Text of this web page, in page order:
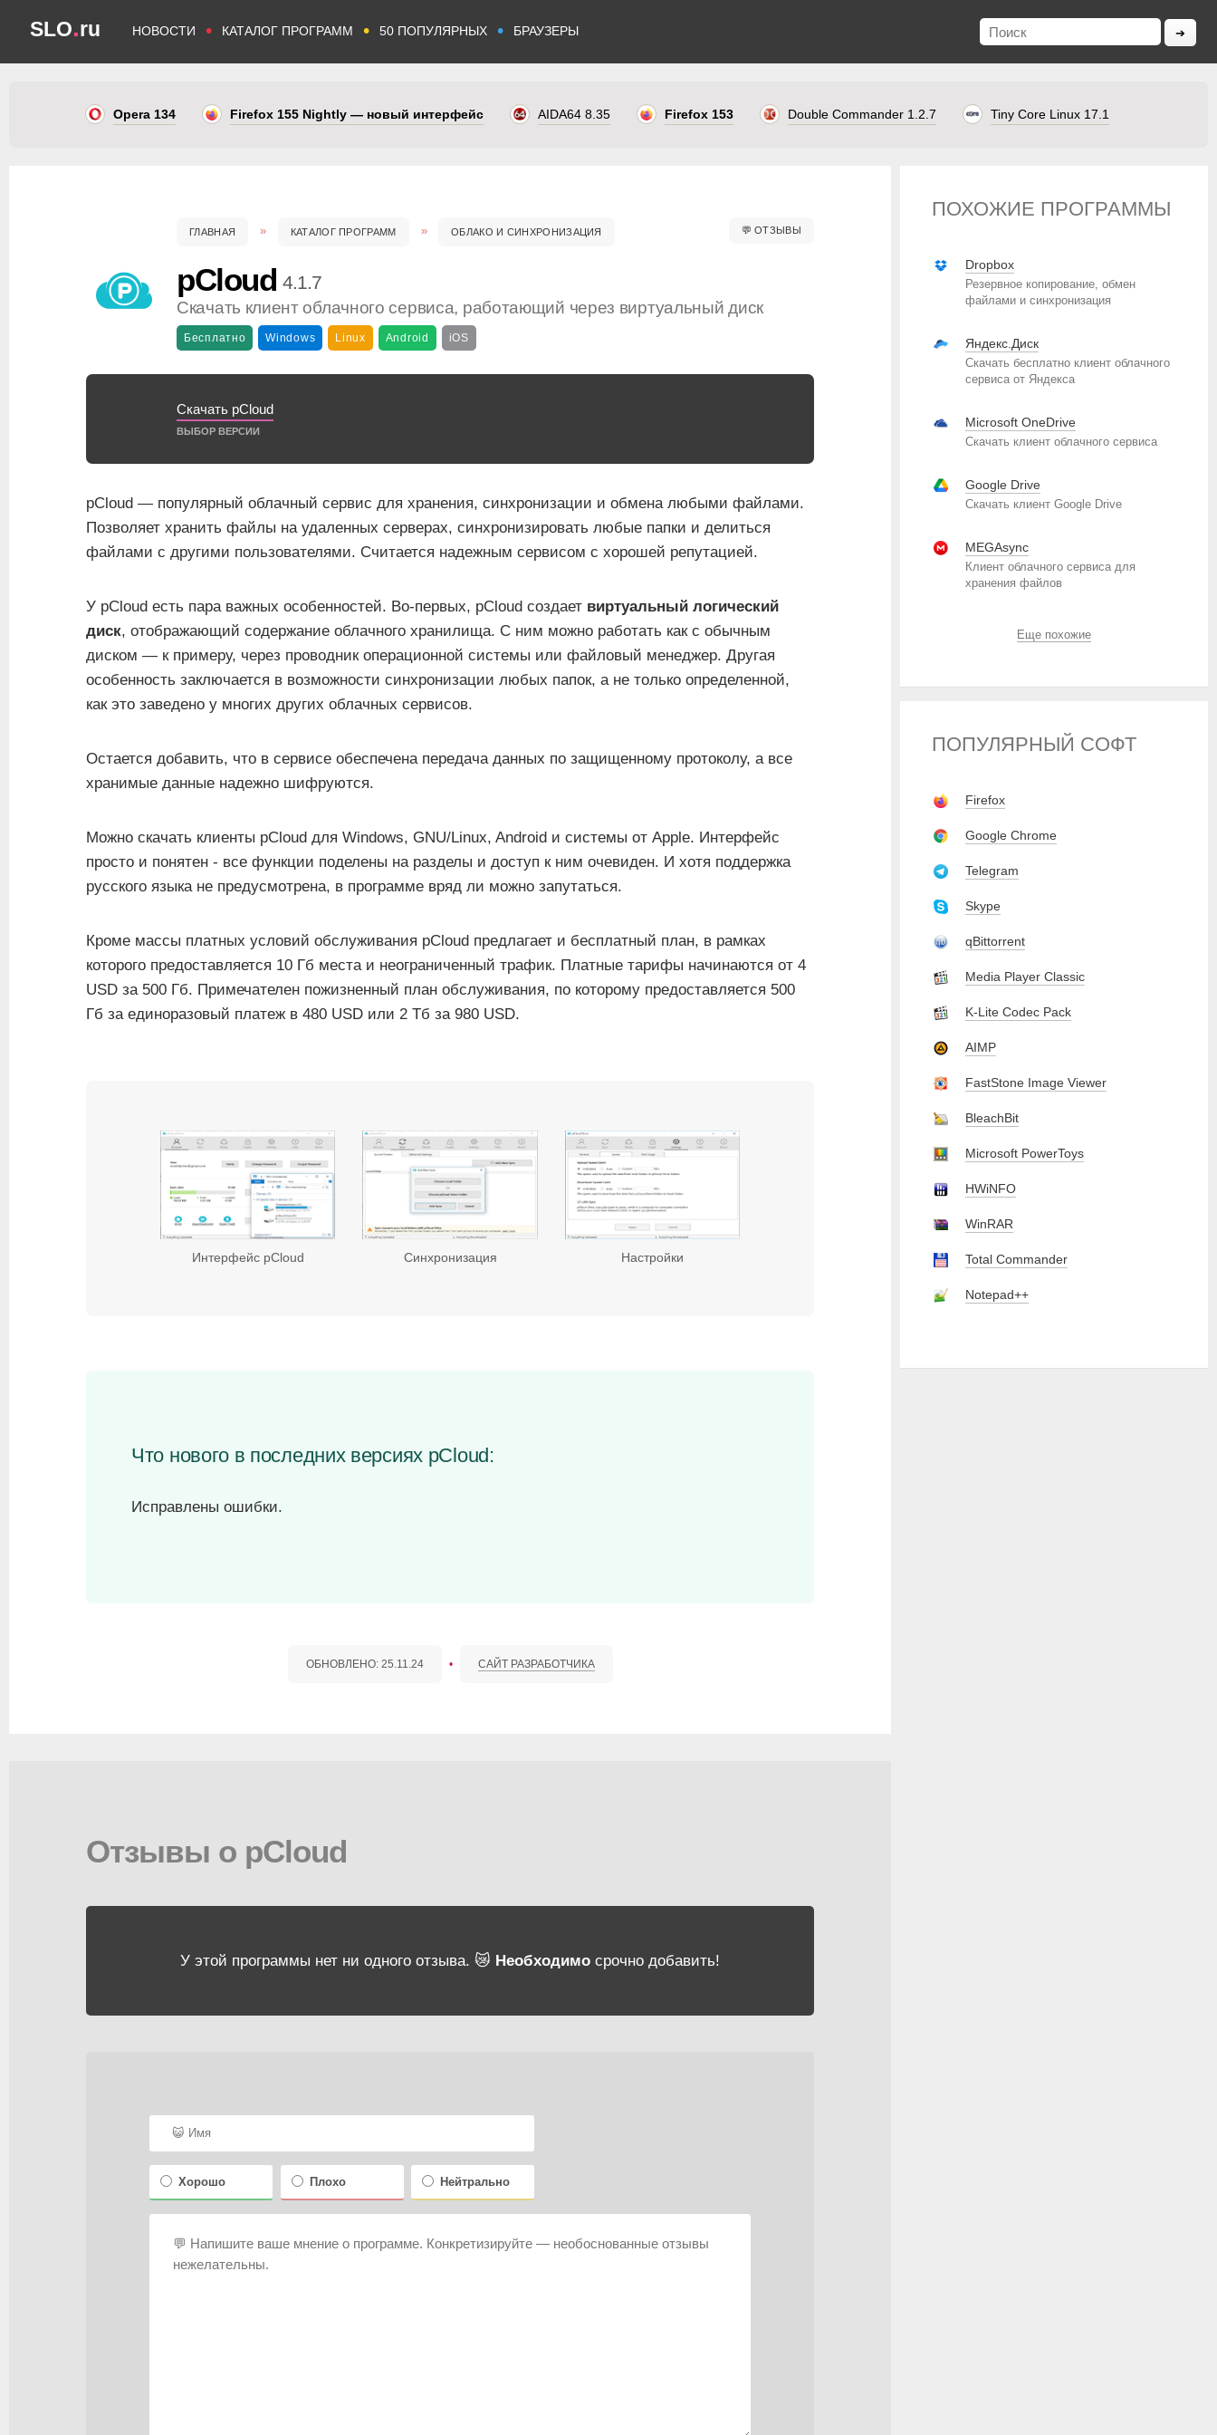
SLO.ru НОВОСТИ • КАТАЛОГ ПРОГРАММ • 50 ПОПУЛЯРНЫХ • БРАУЗЕРЫ
Opera 134 Firefox 155 Nightly — новый интерфейс AIDA64 8.35 Firefox 153 Double Commander 1.2.7 Tiny Core Linux 17.1
💬ОТЗЫВЫ
ГЛАВНАЯ КАТАЛОГ ПРОГРАММ ОБЛАКО И СИНХРОНИЗАЦИЯ
pCloud 4.1.7
Скачать клиент облачного сервиса, работающий через виртуальный диск
Бесплатно Windows Linux Android iOS
Скачать pCloud
ВЫБОР ВЕРСИИ
pCloud — популярный облачный сервис для хранения, синхронизации и обмена любыми файлами.
Позволяет хранить файлы на удаленных серверах, синхронизировать любые папки и делиться
файлами с другими пользователями. Считается надежным сервисом с хорошей репутацией.
У pCloud есть пара важных особенностей. Во-первых, pCloud создает виртуальный логический
диск, отображающий содержание облачного хранилища. С ним можно работать как с обычным
диском — к примеру, через проводник операционной системы или файловый менеджер. Другая
особенность заключается в возможности синхронизации любых папок, а не только определенной,
как это заведено у многих других облачных сервисов.
Остается добавить, что в сервисе обеспечена передача данных по защищенному протоколу, а все
хранимые данные надежно шифруются.
Можно скачать клиенты pCloud для Windows, GNU/Linux, Android и системы от Apple. Интерфейс
просто и понятен - все функции поделены на разделы и доступ к ним очевиден. И хотя поддержка
русского языка не предусмотрена, в программе вряд ли можно запутаться.
Кроме массы платных условий обслуживания pCloud предлагает и бесплатный план, в рамках
которого предоставляется 10 Гб места и неограниченный трафик. Платные тарифы начинаются от 4
USD за 500 Гб. Примечателен пожизненный план обслуживания, по которому предоставляется 500
Гб за единоразовый платеж в 480 USD или 2 Тб за 980 USD.
Интерфейс pCloud Синхронизация Настройки
Что нового в последних версиях pCloud:
Исправлены ошибки.
ОБНОВЛЕНО: 25.11.24 • САЙТ РАЗРАБОТЧИКА
Отзывы о pCloud
У этой программы нет ни одного отзыва. 😿 Необходимо срочно добавить!
Хорошо Плохо Нейтрально
ПОХОЖИЕ ПРОГРАММЫ
Dropbox
Резервное копирование, обмен
файлами и синхронизация
Яндекс.Диск
Скачать бесплатно клиент облачного
сервиса от Яндекса
Microsoft OneDrive
Скачать клиент облачного сервиса
Google Drive
Скачать клиент Google Drive
MEGAsync
Клиент облачного сервиса для
хранения файлов
Еще похожие
ПОПУЛЯРНЫЙ СОФТ
Firefox
Google Chrome
Telegram
Skype
qBittorrent
Media Player Classic
K-Lite Codec Pack
AIMP
FastStone Image Viewer
BleachBit
Microsoft PowerToys
HWiNFO
WinRAR
Total Commander
Notepad++